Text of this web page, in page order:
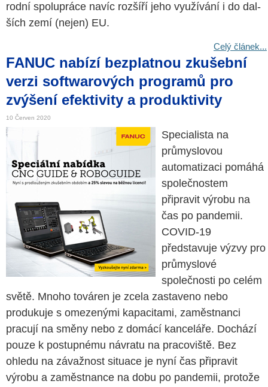
rod­ní spo­lu­prá­ce navíc roz­ší­ří jeho vy­u­ží­vá­ní i do dal­
ších zemí (nejen) EU.
Celý článek...
FANUC nabízí bezplatnou zkušební
verzi softwarových programů pro
zvýšení efektivity a produktivity
10 Červen 2020
Specialista na
průmyslovou
automatizaci pomáhá
společnostem
připravit výrobu na
čas po pandemii.
COVID-19
představuje výzvy pro
průmyslové
společnosti po celém
světě. Mnoho továren je zcela zastaveno nebo
produkuje s omezenými kapacitami, zaměstnanci
pracují na směny nebo z domácí kanceláře. Dochází
pouze k postupnému návratu na pracoviště. Bez
ohledu na závažnost situace je nyní čas připravit
výrobu a zaměstnance na dobu po pandemii, protože